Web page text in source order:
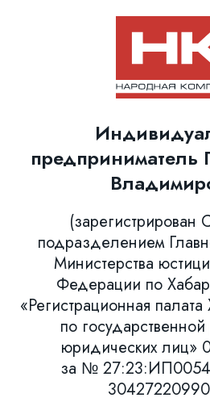
предприниматель
(зарегистрирован
подразделением
Министерства
Федерации по
«Регистрационная палата
по
юридических лиц»
за №